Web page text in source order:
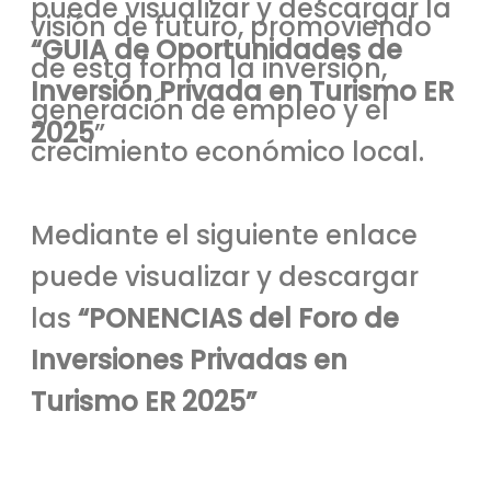
visión de futuro, promoviendo
de esta forma la inversión,
generación de empleo y el
crecimiento económico local.
Mediante el siguiente enlace
puede visualizar y descargar
las“PONENCIAS del Foro de
Inversiones Privadas en
Turismo ER 2025”
puede visualizar y descargar la
“GUIA de Oportunidades de
Inversión Privada en Turismo ER
2025”